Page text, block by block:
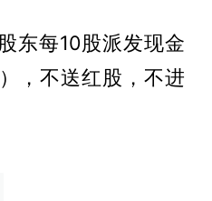
东每10股派发现金
，不送红股，不进